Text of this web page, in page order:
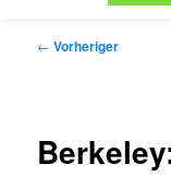
Beitragsnavigation
← Vorheriger